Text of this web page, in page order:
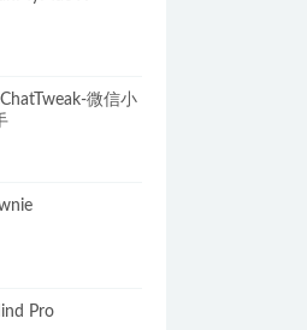
微信小
Pro